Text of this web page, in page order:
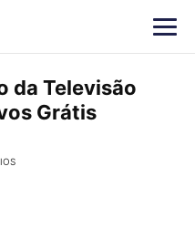
da Televisão
Grátis